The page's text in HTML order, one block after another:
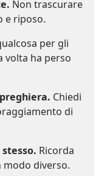
Non trascurare
e riposo.
per gli
volta ha perso
Chiedi
di
Ricorda
diverso.